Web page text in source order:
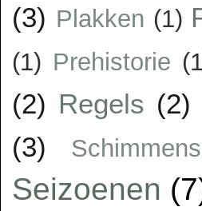
(3) Plakken (1)
(1) Prehistorie
(2) Regels (2)
(3)
Seizoenen